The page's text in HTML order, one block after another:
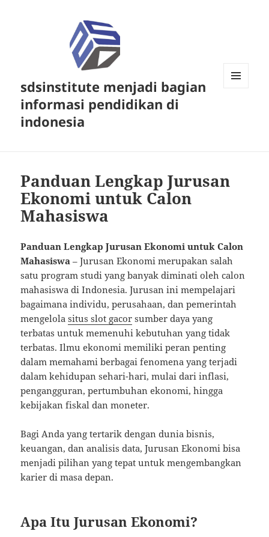
sdsinstitute menjadi bagian
informasi pendidikan di
indonesia
Panduan Lengkap Jurusan
Ekonomi untuk Calon
Mahasiswa
Panduan Lengkap Jurusan Ekonomi untuk Calon
Mahasiswa – Jurusan Ekonomi merupakan salah
satu program studi yang banyak diminati oleh calon
mahasiswa di Indonesia. Jurusan ini mempelajari
bagaimana individu, perusahaan, dan pemerintah
mengelolasitus slot gacor sumber daya yang
terbatas untuk memenuhi kebutuhan yang tidak
terbatas. Ilmu ekonomi memiliki peran penting
dalam memahami berbagai fenomena yang terjadi
dalam kehidupan sehari-hari, mulai dari inflasi,
pengangguran, pertumbuhan ekonomi, hingga
kebijakan fiskal dan moneter.
Bagi Anda yang tertarik dengan dunia bisnis,
keuangan, dan analisis data, Jurusan Ekonomi bisa
menjadi pilihan yang tepat untuk mengembangkan
karier di masa depan.
Apa Itu Jurusan Ekonomi?